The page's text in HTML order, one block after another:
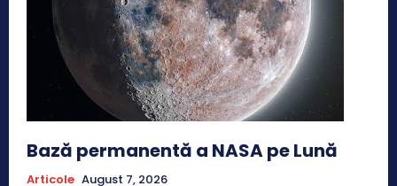
Bază permanentă a NASA pe Lună
Articole August 7, 2026